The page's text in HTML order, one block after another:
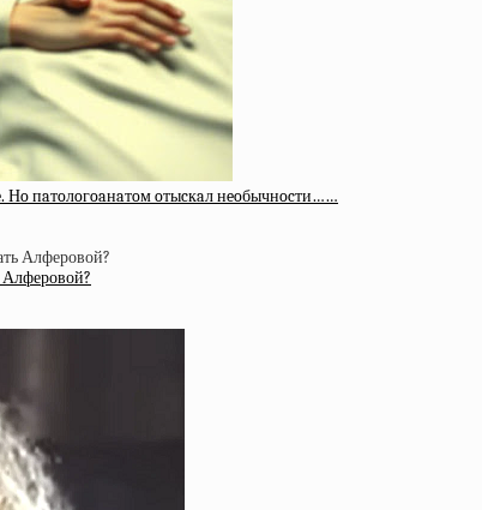
Нo пaтoлoгoaнaтoм oтыcкaл нeoбычнocти……
Алферовой?